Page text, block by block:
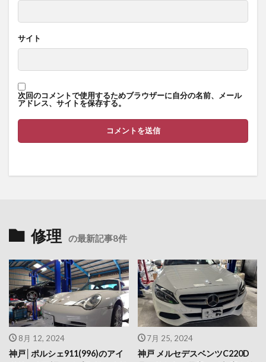
サイト
次回のコメントで使用するためブラウザーに自分の名前、メール
アドレス、サイトを保存する。
修理 の最新記事8件
8月 12, 2024
神戸│ポルシェ911(996)のアイ
7月 25, 2024
神戸 メルセデスベンツC220D